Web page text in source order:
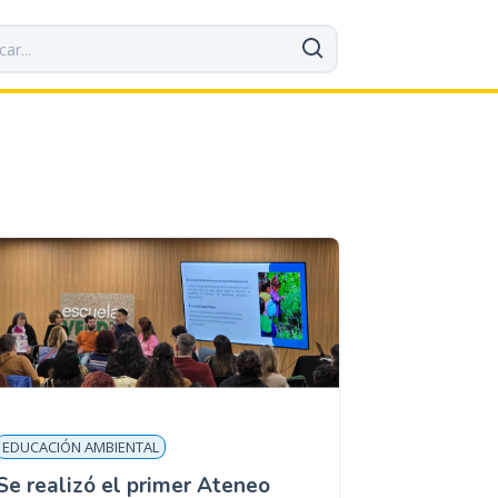
EDUCACIÓN AMBIENTAL
realizó el primer Ateneo